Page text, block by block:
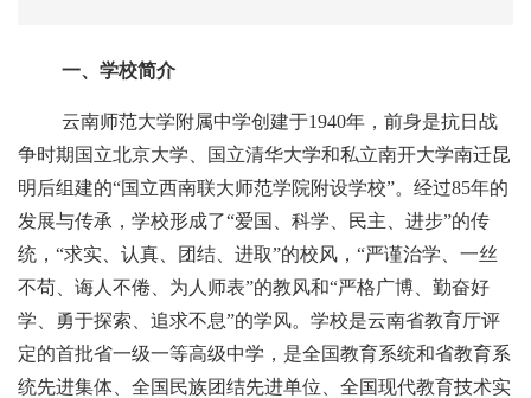
一、学校简介
云南师范大学附属中学创建于1940年，前身是抗日战
争时期国立北京大学、国立清华大学和私立南开大学南迁昆
明后组建的“国立西南联大师范学院附设学校”。经过85年的
发展与传承，学校形成了“爱国、科学、民主、进步”的传
统，“求实、认真、团结、进取”的校风，“严谨治学、一丝
不苟、诲人不倦、为人师表”的教风和“严格广博、勤奋好
学、勇于探索、追求不息”的学风。学校是云南省教育厅评
定的首批省一级一等高级中学， 是全国教育系统和省教育系
统先进集体、全国民族团结先进单位、全国现代教育技术实